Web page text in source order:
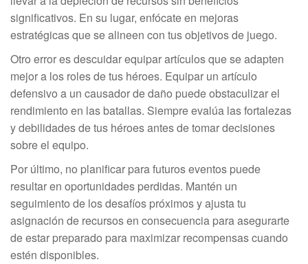
significativos. En su lugar, enfócate en mejoras
estratégicas que se alineen con tus objetivos de juego.
Otro error es descuidar equipar artículos que se adapten
mejor a los roles de tus héroes. Equipar un artículo
defensivo a un causador de daño puede obstaculizar el
rendimiento en las batallas. Siempre evalúa las fortalezas
y debilidades de tus héroes antes de tomar decisiones
sobre el equipo.
Por último, no planificar para futuros eventos puede
resultar en oportunidades perdidas. Mantén un
seguimiento de los desafíos próximos y ajusta tu
asignación de recursos en consecuencia para asegurarte
de estar preparado para maximizar recompensas cuando
estén disponibles.